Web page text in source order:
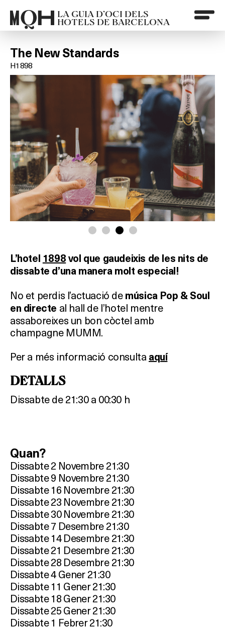
LA GUIA D’OCI DELS
HOTELS DE BARCELONA
The New Standards
H1898
L’hotel 1898 vol que gaudeixis de les nits de
dissabte d’una manera molt especial!
No et perdis l’actuació de música Pop & Soul
en directe al hall de l’hotel mentre
assaboreixes un bon còctel amb
champagne MUMM.
Per a més informació consulta aquí
DETALLS
Dissabte de 21:30 a 00:30 h
Quan?
Dissabte 2 Novembre 21:30
Dissabte 9 Novembre 21:30
Dissabte 16 Novembre 21:30
Dissabte 23 Novembre 21:30
Dissabte 30 Novembre 21:30
Dissabte 7 Desembre 21:30
Dissabte 14 Desembre 21:30
Dissabte 21 Desembre 21:30
Dissabte 28 Desembre 21:30
Dissabte 4 Gener 21:30
Dissabte 11 Gener 21:30
Dissabte 18 Gener 21:30
Dissabte 25 Gener 21:30
Dissabte 1 Febrer 21:30